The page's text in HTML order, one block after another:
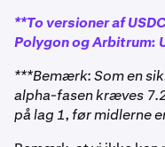
**To versioner af
Polygon og Arbitrum:
***Bemærk: Som en
alpha-fasen kræves
på lag 1, før midlerne